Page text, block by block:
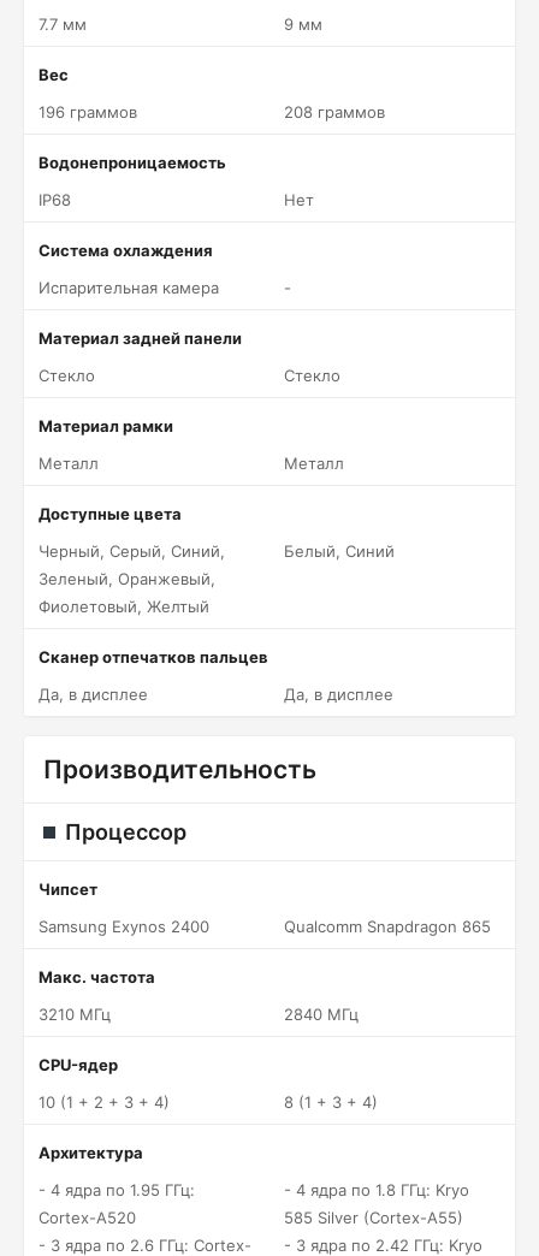
7.7 мм 9 мм
Вес
196 граммов
208 граммов
Водонепроницаемость
IP68
Нет
Система охлаждения
Испарительная камера
-
Материал задней панели
Стекло
Стекло
Материал рамки
Металл
Металл
Доступные цвета
Черный, Серый, Синий,
Зеленый, Оранжевый,
Фиолетовый, Желтый
Белый, Синий
Сканер отпечатков пальцев
Да, в дисплее
Да, в дисплее
Производительность
Процессор
Чипсет
Samsung Exynos 2400
Qualcomm Snapdragon 865
Макс. частота
3210 МГц
2840 МГц
CPU-ядер
10 (1 + 2 + 3 + 4)
8 (1 + 3 + 4)
Архитектура
- 4 ядра по 1.95 ГГц:
Cortex-A520
- 3 ядра по 2.6 ГГц: Cortex-
- 4 ядра по 1.8 ГГц: Kryo
585 Silver (Cortex-A55)
- 3 ядра по 2.42 ГГц: Kryo